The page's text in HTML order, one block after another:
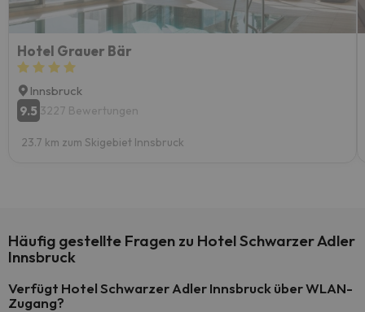
Hotel Grauer Bär
Innsbruck
9.5 3227 Bewertungen
23.7 km zum Skigebiet Innsbruck
Häufig gestellte Fragen zu Hotel Schwarzer Adler
Innsbruck
Verfügt Hotel Schwarzer Adler Innsbruck über WLAN-
Zugang?